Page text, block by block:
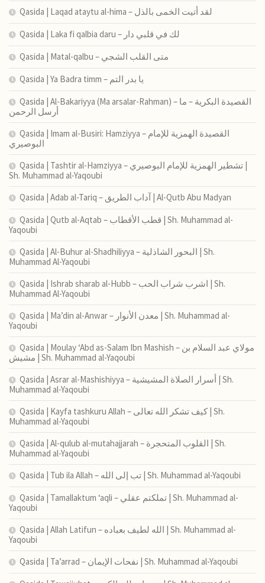
Qasida | Laqad ataytu al-hima – لقد أتيت الخمى بالذل
Qasida | Laka fi qalbia daru – لك في قلبي دار
Qasida | Matal-qalbu – متى القلب الشجي
Qasida | Ya Badra timm – يا بدر التم
Qasida | Al-Bakariyya (Ma arsalar-Rahman) – القصيدة البكرية – ما
أرسل الرحمن
Qasida | Imam al-Busiri: Hamziyya – القصيدة الهمزية للإمام
البوصيري
Qasida | Tashtir al-Hamziyya – تشطير الهمزية للإمام البوصيري |
Sh. Muhammad al-Yaqoubi
Qasida | Adab al-Tariq – آداب الطريق | Al-Qutb Abu Madyan
Qasida | Qutb al-Aqtab – قطب الأقطاب | Sh. Muhammad al-
Yaqoubi
Qasida | Al-Buhur al-Shadhiliyya – البحور الشاذلية | Sh.
Muhammad Al-Yaqoubi
Qasida | Ishrab sharab al-Hubb – اشرب شراب الحب | Sh.
Muhammad Al-Yaqoubi
Qasida | Ma’din al-Anwar – معدن الأنوار | Sh. Muhammad al-
Yaqoubi
Qasida | Moulay ‘Abd as-Salam Ibn Mashish – مولاي عبد السلام بن
مشيش | Sh. Muhammad al-Yaqoubi
Qasida | Asrar al-Mashishiyya – أسرار الصلاة المشيشية | Sh.
Muhammad al-Yaqoubi
Qasida | Kayfa tashkuru Allah – كيف تشكر الله تعالى | Sh.
Muhammad al-Yaqoubi
Qasida | Al-qulub al-mutahajjarah – القلوب المتحجرة | Sh.
Muhammad al-Yaqoubi
Qasida | Tub ila Allah – تب إلى الله | Sh. Muhammad al-Yaqoubi
Qasida | Tamallaktum ‘aqli – تملكتم عقلي | Sh. Muhammad al-
Yaqoubi
Qasida | Allah Latifun – الله لطيف بعباده | Sh. Muhammad al-
Yaqoubi
Qasida | Ta’arrad – نفحات الإيمان | Sh. Muhammad al-Yaqoubi